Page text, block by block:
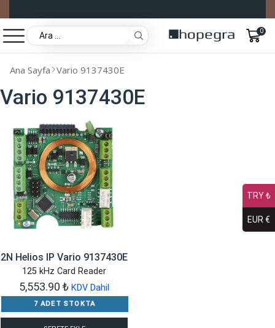
0
Ana Sayfa Vario 9137430E
Vario 9137430E
2N Helios IP Vario 9137430E
125 kHz Card Reader
5,553.90 ₺ KDV Dahil
7 ADET STOKTA
TRY ₺
EUR €